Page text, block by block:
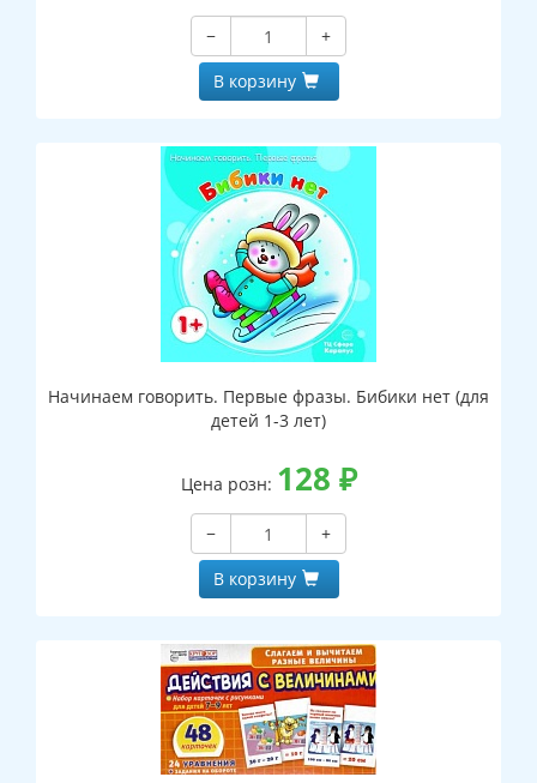
−
+
В корзину
Начинаем говорить. Первые фразы. Бибики нет (для
детей 1-3 лет)
Цена розн: 128 ₽
−
+
В корзину